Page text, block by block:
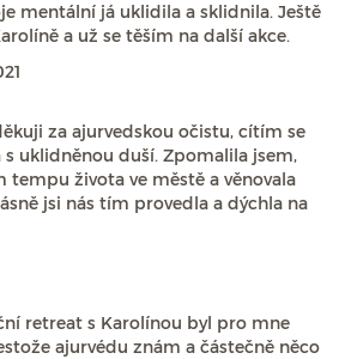
mentální já uklidila a sklidnila. Ještě
a už se těším na další akce.
za ajurvedskou očistu, cítím se
s uklidněnou duší. Zpomalila jsem,
tempu života ve městě a věnovala
jsi nás tím provedla a dýchla na
retreat s Karolínou byl pro mne
ajurvédu znám a částečně něco